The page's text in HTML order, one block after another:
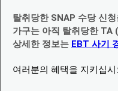
탈취당한 SNAP 수당 신
가구는 아직 탈취당한 TA
상세한 정보는 EBT 사기
여러분의 혜택을 지키십